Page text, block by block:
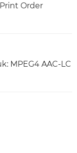
Order
MPEG4 AAC-LC